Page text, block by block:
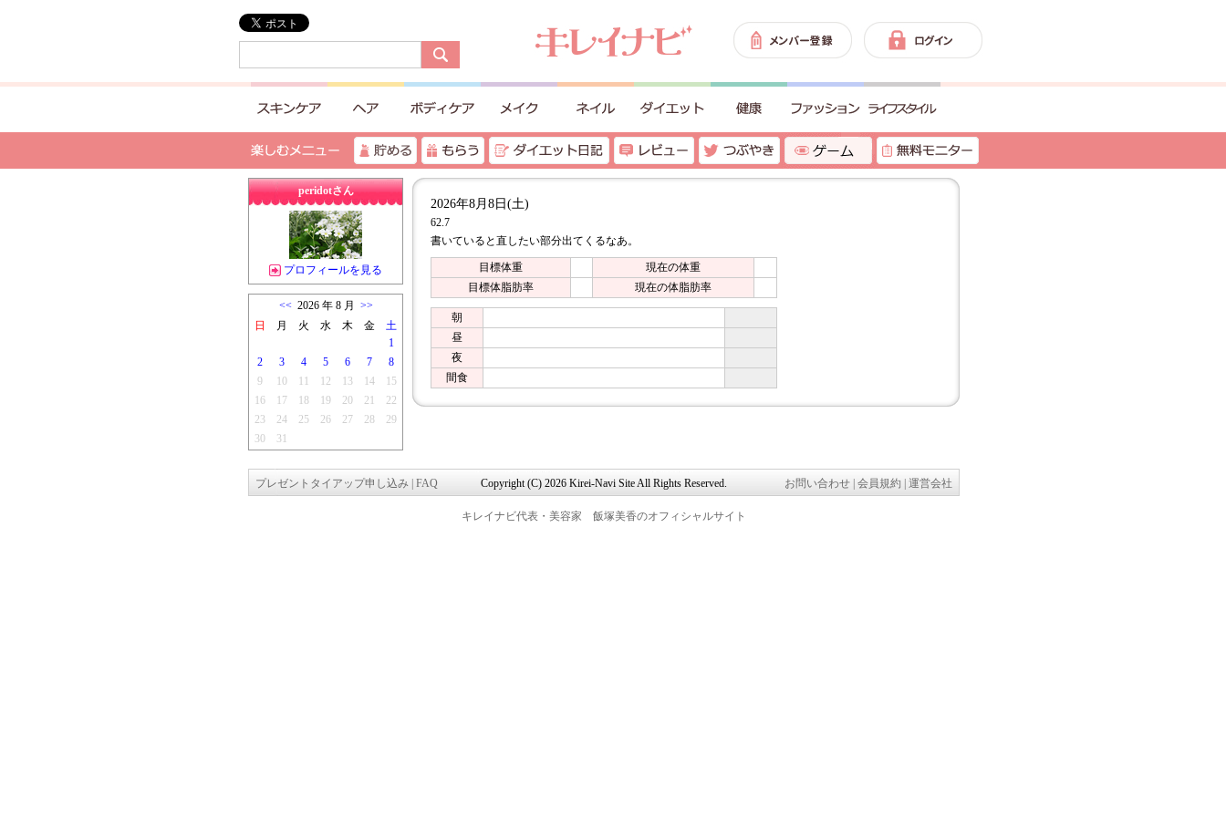
peridotさん
プロフィールを見る
<<2026 年 8 月 >>
日
月 火 水 木 金
土
1
2
3 4 5 6 7
8
9
10 11 12 13 14
15
16
17 18 19 20 21
22
23
24 25 26 27 28
29
30
31
2026年8月8日(土)
62.7
書いていると直したい部分出てくるなあ。
目標体重
現在の体重
目標体脂肪率
現在の体脂肪率
朝
昼
夜
間食
プレゼントタイアップ申し込み FAQ Copyright (C) 2026 Kirei-Navi Site All Rights Reserved. お問い合わせ 会員規約 運営会社
キレイナビ代表・美容家 飯塚美香のオフィシャルサイト